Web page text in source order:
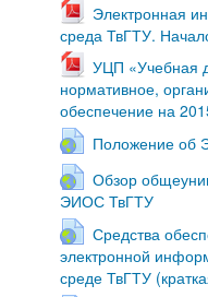
Электронная
среда ТвГТУ.
УЦП «Учебная
нормативное,
обеспечение на
Положение об
Обзор
ЭИОС ТвГТУ
Средства
электронной
среде ТвГТУ